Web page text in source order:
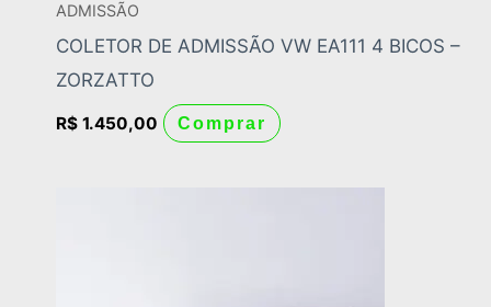
ADMISSÃO
COLETOR DE ADMISSÃO VW EA111 4 BICOS –
ZORZATTO
R$ 1.450,00 Comprar